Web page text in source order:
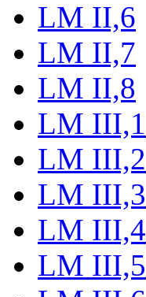
LM II,6
LM II,7
LM II,8
LM III,1
LM III,2
LM III,3
LM III,4
LM III,5